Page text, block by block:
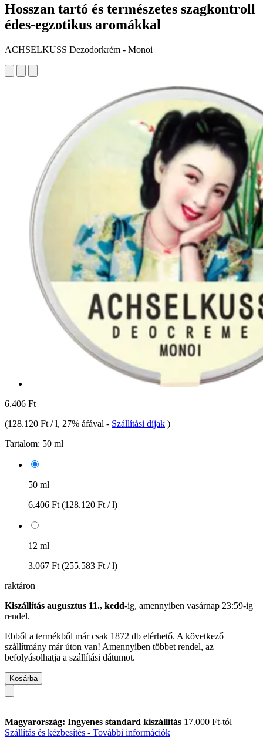
Hosszan tartó és természetes szagkontroll
édes-egzotikus aromákkal
ACHSELKUSS Dezodorkrém - Monoi
6.406 Ft
(128.120 Ft / l, 27% áfával - Szállítási díjak )
Tartalom: 50 ml
50 ml
6.406 Ft (128.120 Ft / l)
12 ml
3.067 Ft (255.583 Ft / l)
raktáron
Kiszállítás augusztus 11., kedd-ig, amennyiben vasárnap 23:59-ig
rendel.
Ebből a termékből már csak 1872 db elérhető. A következő
szállítmány már úton van! Amennyiben többet rendel, az
befolyásolhatja a szállítási dátumot.
Kosárba
Magyarország: Ingyenes standard kiszállítás 17.000 Ft-tól
Szállítás és kézbesítés - További információk